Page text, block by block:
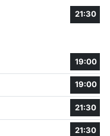
21:30
19:00
19:00
21:30
21:30